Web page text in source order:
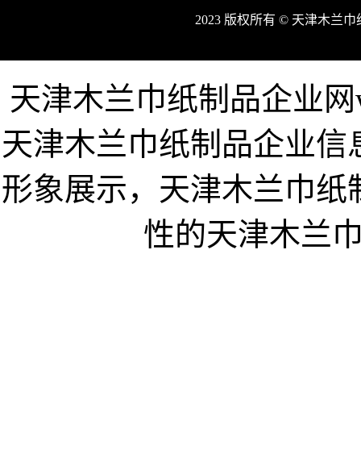
2023 版权所有 © 天津木兰
天津木兰巾纸制品企业
天津木兰巾纸制品企业
形象展示，天津木兰巾
性的天津木兰